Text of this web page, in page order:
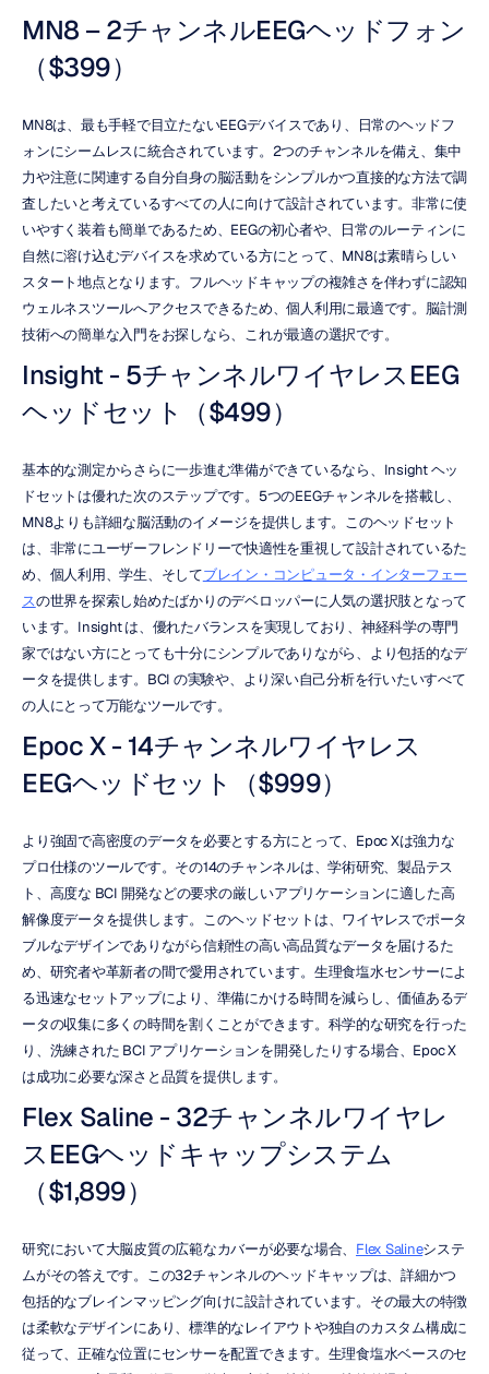
MN8 – 2チャンネルEEGヘッドフォン
（$399）
MN8は、最も手軽で目立たないEEGデバイスであり、日常のヘッドフ
ォンにシームレスに統合されています。2つのチャンネルを備え、集中
力や注意に関連する自分自身の脳活動をシンプルかつ直接的な方法で調
査したいと考えているすべての人に向けて設計されています。非常に使
いやすく装着も簡単であるため、EEGの初心者や、日常のルーティンに
自然に溶け込むデバイスを求めている方にとって、MN8は素晴らしい
スタート地点となります。フルヘッドキャップの複雑さを伴わずに認知
ウェルネスツールへアクセスできるため、個人利用に最適です。脳計測
技術への簡単な入門をお探しなら、これが最適の選択です。
Insight - 5チャンネルワイヤレスEEG
ヘッドセット（$499）
基本的な測定からさらに一歩進む準備ができているなら、Insight ヘッ
ドセットは優れた次のステップです。5つのEEGチャンネルを搭載し、
MN8よりも詳細な脳活動のイメージを提供します。このヘッドセット
は、非常にユーザーフレンドリーで快適性を重視して設計されているた
め、個人利用、学生、そしてブレイン・コンピュータ・インターフェー
スの世界を探索し始めたばかりのデベロッパーに人気の選択肢となって
います。Insight は、優れたバランスを実現しており、神経科学の専門
家ではない方にとっても十分にシンプルでありながら、より包括的なデ
ータを提供します。BCI の実験や、より深い自己分析を行いたいすべて
の人にとって万能なツールです。
Epoc X - 14チャンネルワイヤレス
EEGヘッドセット（$999）
より強固で高密度のデータを必要とする方にとって、Epoc Xは強力な
プロ仕様のツールです。その14のチャンネルは、学術研究、製品テス
ト、高度な BCI 開発などの要求の厳しいアプリケーションに適した高
解像度データを提供します。このヘッドセットは、ワイヤレスでポータ
ブルなデザインでありながら信頼性の高い高品質なデータを届けるた
め、研究者や革新者の間で愛用されています。生理食塩水センサーによ
る迅速なセットアップにより、準備にかける時間を減らし、価値あるデ
ータの収集に多くの時間を割くことができます。科学的な研究を行った
り、洗練された BCI アプリケーションを開発したりする場合、Epoc X
は成功に必要な深さと品質を提供します。
Flex Saline - 32チャンネルワイヤレ
スEEGヘッドキャップシステム
（$1,899）
研究において大脳皮質の広範なカバーが必要な場合、 Flex Salineシステ
ムがその答えです。この32チャンネルのヘッドキャップは、詳細かつ
包括的なブレインマッピング向けに設計されています。その最大の特徴
は柔軟なデザインにあり、標準的なレイアウトや独自のカスタム構成に
従って、正確な位置にセンサーを配置できます。生理食塩水ベースのセ